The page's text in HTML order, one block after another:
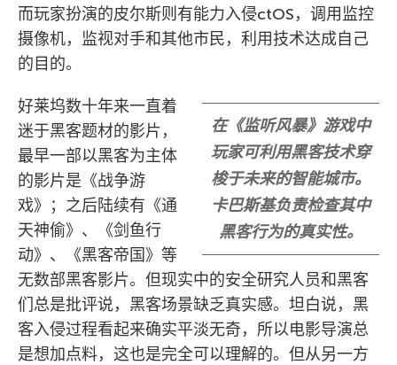
而玩家扮演的皮尔斯则有能力入侵ctOS，调用监控
摄像机，监视对手和其他市民，利用技术达成自己
的目的。
在《监听风暴》游戏中
玩家可利用黑客技术穿
梭于未来的智能城市。
卡巴斯基负责检查其中
黑客行为的真实性。
好莱坞数十年来一直着
迷于黑客题材的影片，
最早一部以黑客为主体
的影片是《战争游
戏》；之后陆续有《通
天神偷》、《剑鱼行
动》、《黑客帝国》等
无数部黑客影片。但现实中的安全研究人员和黑客
们总是批评说，黑客场景缺乏真实感。坦白说，黑
客入侵过程看起来确实平淡无奇，所以电影导演总
是想加点料，这也是完全可以理解的。但从另一方